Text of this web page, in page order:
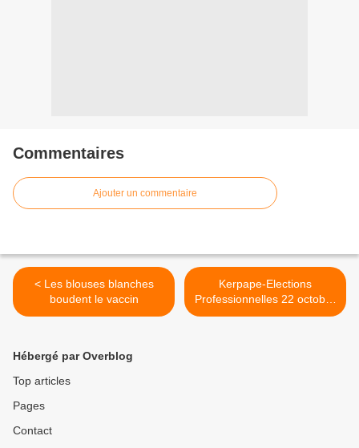
Commentaires
Ajouter un commentaire
< Les blouses blanches
boudent le vaccin
Kerpape-Elections
Professionnelles 22 octobre
2009 Comité d’Entreprise &
Hébergé par Overblog
Top articles
Pages
Contact